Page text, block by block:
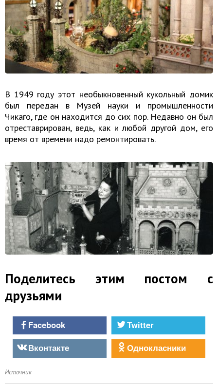
В 1949 году этот необыкновенный кукольный домик
был передан в Музей науки и промышленности
Чикаго, где он находится до сих пор. Недавно он был
отреставрирован, ведь, как и любой другой дом, его
время от времени надо ремонтировать.
Поделитесь этим постом с
друзьями
Facebook
Twitter
Вконтакте
Однокласники
Источник